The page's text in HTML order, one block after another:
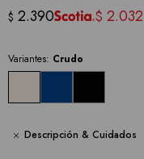
$ 2.390 $ 2.032
Variantes: Crudo
Descripción & Cuidados